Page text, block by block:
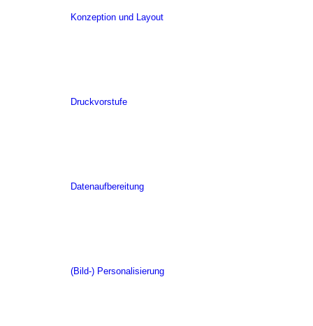
Konzeption und Layout
Druckvorstufe
Datenaufbereitung
(Bild-) Personalisierung